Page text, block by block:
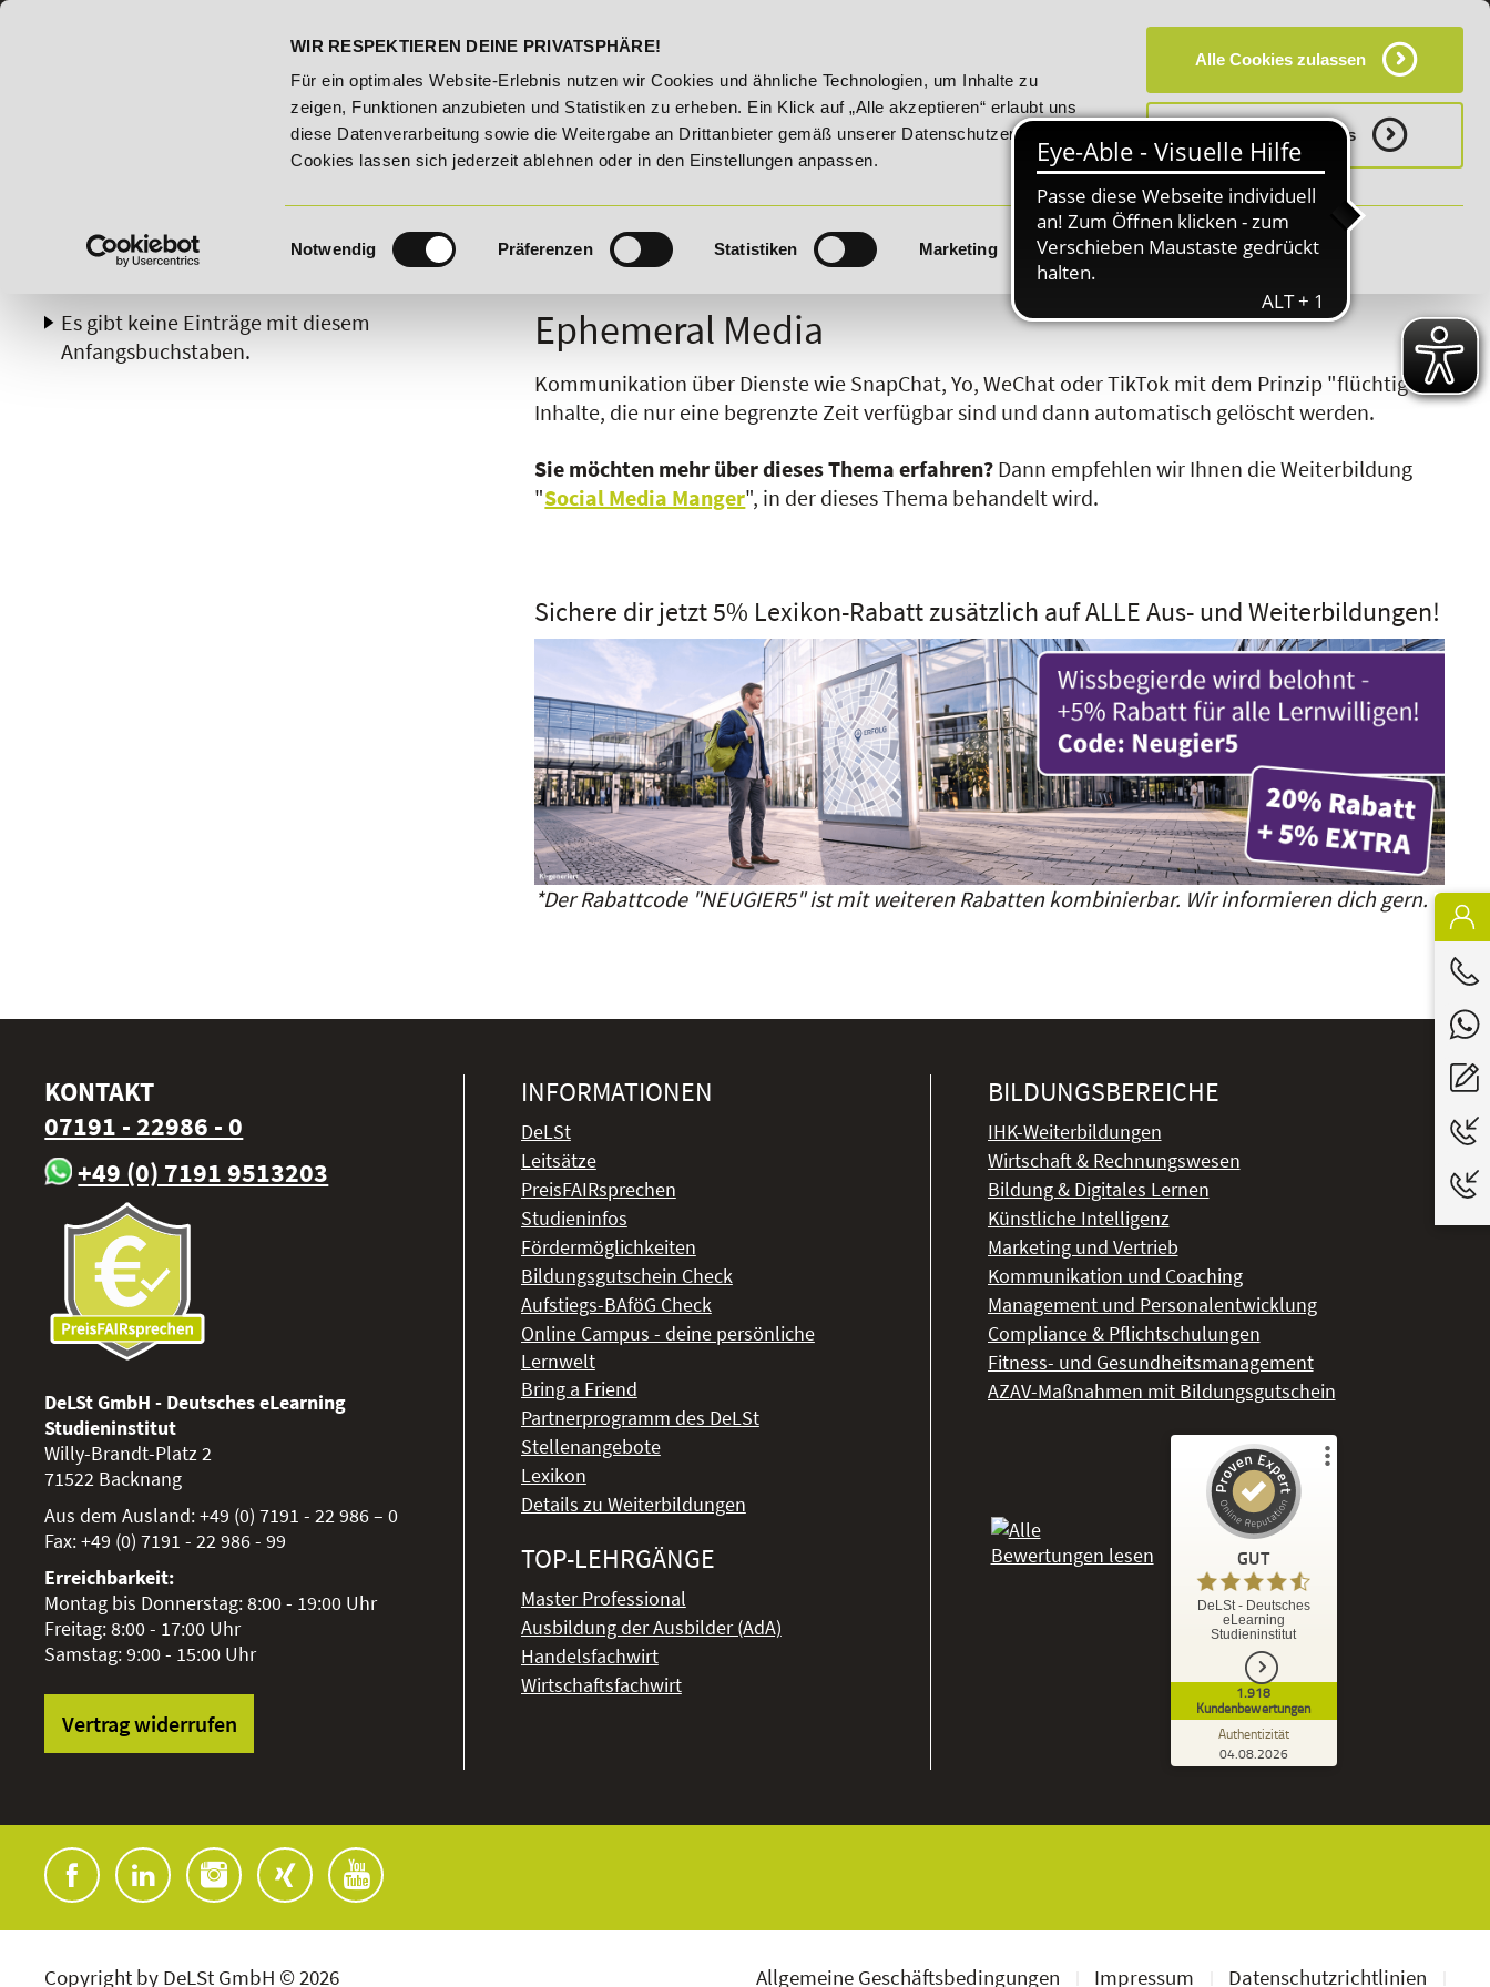
WIR RESPEKTIEREN DEINE PRIVATSPHÄRE!
Für ein optimales Website-Erlebnis nutzen wir Cookies und ähnliche Technologien, um Inhalte zu
zeigen, Funktionen anzubieten und Statistiken zu erheben. Ein Klick auf „Alle akzeptieren“ erlaubt uns
diese Datenverarbeitung sowie die Weitergabe an Drittanbieter gemäß unserer Datenschutzerklärung.
Cookies lassen sich jederzeit ablehnen oder in den Einstellungen anpassen.
Einwilligungsauswahl
Notwendig Präferenzen Statistiken Marketing Details zeigen
Alle Cookies zulassen
Notwenige Cookies
HÄUFIG GESTELLTE FRAGEN (FAQ) CAMPUS
20% Rabatt bis 03.09.2026 - Bildungsroute! 20% Rabatt bis 03.09.2026 - Bildungsroute! 20% Rabatt bis 03.09.2026 - Bildungsroute! 20% Rabatt
B C G H K L O P S T
Ephemeral Media
Kommunikation über Dienste wie SnapChat, Yo, WeChat oder TikTok mit dem Prinzip "flüchtiger"
Inhalte, die nur eine begrenzte Zeit verfügbar sind und dann automatisch gelöscht werden.
Sie möchten mehr über dieses Thema erfahren? Dann empfehlen wir Ihnen die Weiterbildung
"Social Media Manger", in der dieses Thema behandelt wird.
Sichere dir jetzt 5% Lexikon-Rabatt zusätzlich auf ALLE Aus- und Weiterbildungen!
*Der Rabattcode "NEUGIER5" ist mit weiteren Rabatten kombinierbar. Wir informieren dich gern.
Es gibt keine Einträge mit diesem
Anfangsbuchstaben.
KONTAKT
07191 - 22986 - 0
+49 (0) 7191 9513203
DeLSt GmbH - Deutsches eLearning
Studieninstitut
Willy-Brandt-Platz 2
71522 Backnang
Aus dem Ausland:+49 (0) 7191 - 22 986 – 0
Fax:+49 (0) 7191 - 22 986 - 99
Erreichbarkeit:
Montag bis Donnerstag: 8:00 - 19:00 Uhr
Freitag: 8:00 - 17:00 Uhr
Samstag: 9:00 - 15:00 Uhr
Vertrag widerrufen
INFORMATIONEN
DeLSt
Leitsätze
PreisFAIRsprechen
Studieninfos
Fördermöglichkeiten
Bildungsgutschein Check
Aufstiegs-BAföG Check
Online Campus - deine persönliche
Lernwelt
Bring a Friend
Partnerprogramm des DeLSt
Stellenangebote
Lexikon
Details zu Weiterbildungen
TOP-LEHRGÄNGE
Master Professional
Ausbildung der Ausbilder (AdA)
Handelsfachwirt
Wirtschaftsfachwirt
BILDUNGSBEREICHE
IHK-Weiterbildungen
Wirtschaft & Rechnungswesen
Bildung & Digitales Lernen
Künstliche Intelligenz
Marketing und Vertrieb
Kommunikation und Coaching
Management und Personalentwicklung
Compliance & Pflichtschulungen
Fitness- und Gesundheitsmanagement
AZAV-Maßnahmen mit Bildungsgutschein
GUT
DeLSt - Deutsches
eLearning
Studieninstitut
1.918
Kundenbewertungen
Authentizität
04.08.2026
Kundenbewertungen und Erfahrungen zu
DeLSt - Deutsches eLearning Studieninstitut
ProvenExpert.com
ProvenExpert.com
1.827
Bewertungen von
Copyright by DeLSt GmbH © 2026 Allgemeine Geschäftsbedingungen Impressum Datenschutzrichtlinien